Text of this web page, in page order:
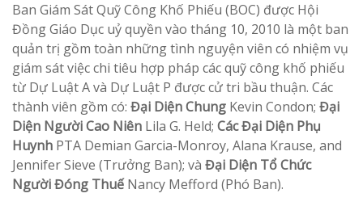
Ban Giám Sát Quỹ Công Khố Phiếu (BOC) được Hội
Đồng Giáo Dục uỷ quyền vào tháng 10, 2010 là một ban
quản trị gồm toàn những tình nguyện viên có nhiệm vụ
giám sát việc chi tiêu hợp pháp các quỹ công khố phiếu
từ Dự Luật A và Dự Luật P được cử tri bầu thuận. Các
thành viên gồm có: Đại Diện Chung Kevin Condon; Đại
Diện Người Cao Niên Lila G. Held; Các Đại Diện Phụ
Huynh PTA Demian Garcia-Monroy, Alana Krause, and
Jennifer Sieve (Trưởng Ban); và Đại Diện Tổ Chức
Người Đóng ThuếNancy Mefford (Phó Ban).